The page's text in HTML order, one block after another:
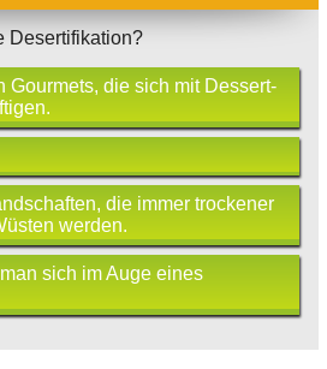
Desertifikation?
Gourmets, die sich mit Dessert-
die immer trockener
werden.
sich im Auge eines